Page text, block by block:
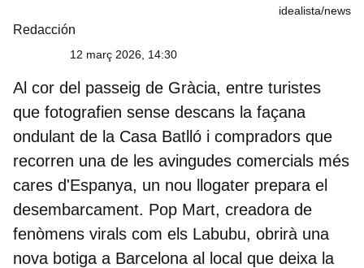
idealista/news
Redacción
12 març 2026, 14:30
Al cor del passeig de Gràcia, entre turistes
que fotografien sense descans la façana
ondulant de la Casa Batlló i compradors que
recorren una de les avingudes comercials més
cares d'Espanya, un nou llogater prepara el
desembarcament. Pop Mart, creadora de
fenòmens virals com els Labubu, obrirà una
nova botiga a Barcelona al local que deixa la